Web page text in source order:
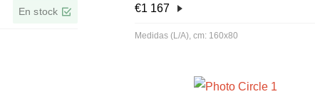
En stock €1 167
Medidas (L/A), cm: 160x80